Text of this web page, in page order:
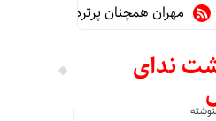
مهران همچنان پرترددترین مرز
ندای